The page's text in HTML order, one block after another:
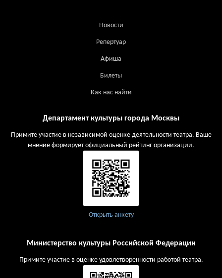
Новости
Репертуар
Афиша
Билеты
Как нас найти
Департамент культуры города Москвы
Примите участие в независимой оценке деятельности театра. Ваше
мнение формирует официальный рейтинг организации.
Открыть анкету
Министерство культуры Российской Федерации
Примите участие в оценке удовлетворенности работой театра.